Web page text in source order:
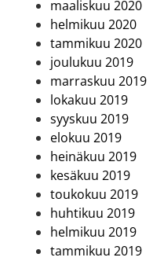
maaliskuu 2020
helmikuu 2020
tammikuu 2020
joulukuu 2019
marraskuu 2019
lokakuu 2019
syyskuu 2019
elokuu 2019
heinäkuu 2019
kesäkuu 2019
toukokuu 2019
huhtikuu 2019
helmikuu 2019
tammikuu 2019